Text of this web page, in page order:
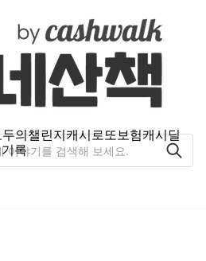
의챌린지캐시로또보험캐시딜
록